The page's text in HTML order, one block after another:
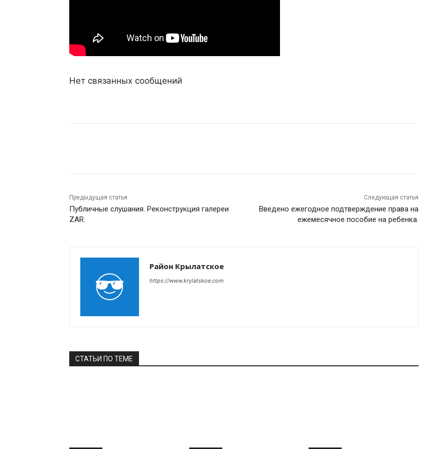
Нет связанных сообщений
Предыдущая статья
Публичные слушания. Реконструкция галереи
ZAR.
Следующая статья
Введено ежегодное подтверждение права на
ежемесячное пособие на ребенка.
Район Крылатское
https://www.krylatskoe.com
СТАТЬИ ПО ТЕМЕ